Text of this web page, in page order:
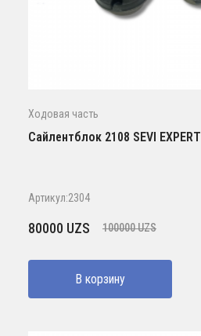
Ходовая часть
Сайлентблок 2108 SEVI EXPERT
Артикул:2304
100000UZS
Первоначальная
составляла
100000 UZS.
80000 UZS
Текущая
80000 UZS.
В корзину